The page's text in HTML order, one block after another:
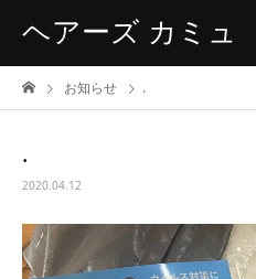
ヘアーズ カミュ
お知らせ .
.
2020.04.12